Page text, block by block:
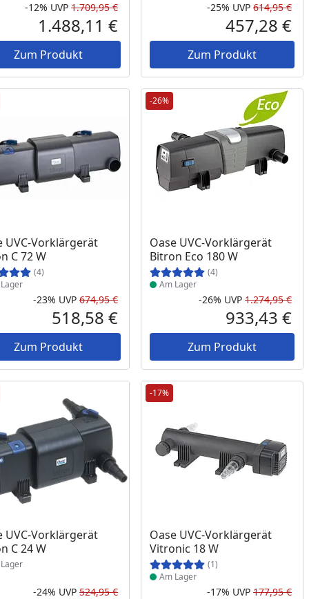
Preis Rabatt in Prozent
-12%
Ursprünglicher Preis
UVP 1.709,95 €
Aktueller Preis
1.488,11 €
Zum Produkt
-25% UVP 614,95 €
457,28 €
Zum Produkt
Preis
UVC-Vorklärgerät
C 72 W
(4)
am Lager
Rabatt in Prozent
-23%
Ursprünglicher Preis
UVP 674,95 €
Aktueller Preis
518,58 €
Zum Produkt
-26%
Oase UVC-Vorklärgerät
Bitron Eco 180 W
(4)
Produkt am Lager
Am Lager
-26% UVP 1.274,95 €
933,43 €
Zum Produkt
UVC-Vorklärgerät
C 24 W
am Lager
-24% UVP 524,95 €
-17%
Oase UVC-Vorklärgerät
Vitronic 18 W
(1)
Produkt am Lager
Am Lager
-17% UVP 177,95 €